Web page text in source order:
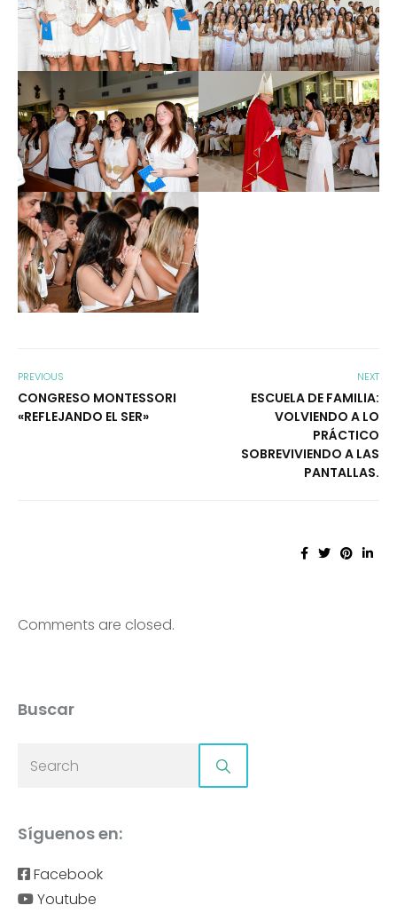
PREVIOUS
CONGRESO MONTESSORI
«REFLEJANDO EL SER»
NEXT
ESCUELA DE FAMILIA:
VOLVIENDO A LO
PRÁCTICO
SOBREVIVIENDO A LAS
PANTALLAS.
Comments are closed.
Buscar
Síguenos en:
Facebook
Youtube